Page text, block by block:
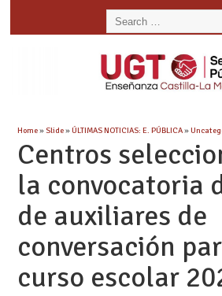
Home»Slide»ÚLTIMAS NOTICIAS: E. PÚBLICA»
Centros
la convocatoria
de auxiliares de
conversación
curso escolar